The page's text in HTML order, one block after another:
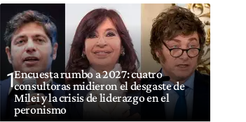
1Encuesta rumbo a 2027: cuatro
consultoras midieron el desgaste de
Milei y la crisis de liderazgo en el
peronismo